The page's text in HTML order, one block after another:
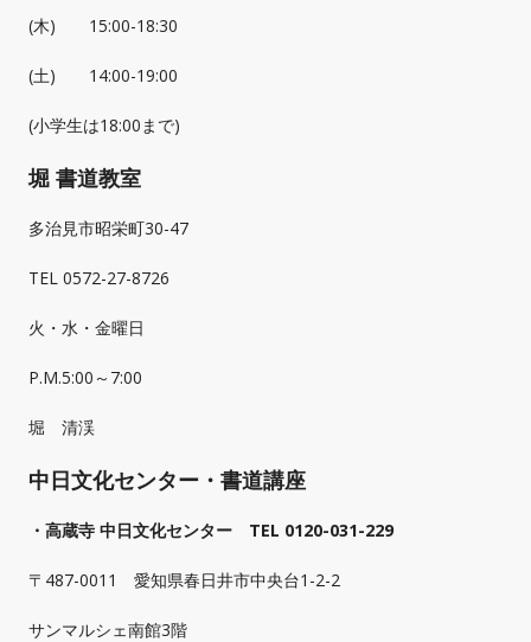
(木) 15:00-18:30
(土) 14:00-19:00
(小学生は18:00まで)
堀 書道教室
多治見市昭栄町30-47
TEL 0572-27-8726
火・水・金曜日
P.M.5:00～7:00
堀 清渓
中日文化センター・書道講座
・高蔵寺 中日文化センター TEL 0120-031-229
〒487-0011 愛知県春日井市中央台1-2-2
サンマルシェ南館3階